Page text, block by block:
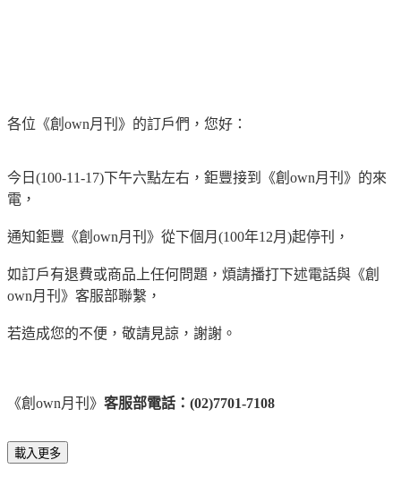
各位《創own月刊》的訂戶們，您好：
今日(100-11-17)下午六點左右，鉅豐接到《創own月刊》的來
電，
通知鉅豐《創own月刊》從下個月(100年12月)起停刊，
如訂戶有退費或商品上任何問題，煩請播打下述電話與《創
own月刊》客服部聯繫，
若造成您的不便，敬請見諒，謝謝。
《創own月刊》 客服部電話：(02)7701-7108
載入更多